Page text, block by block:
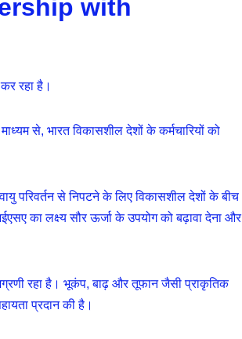
with
रहा है।
से, भारत विकासशील देशों के कर्मचारियों को
परिवर्तन से निपटने के लिए विकासशील देशों के बीच
का लक्ष्य सौर ऊर्जा के उपयोग को बढ़ावा देना और
रहा है। भूकंप, बाढ़ और तूफान जैसी प्राकृतिक
प्रदान की है।